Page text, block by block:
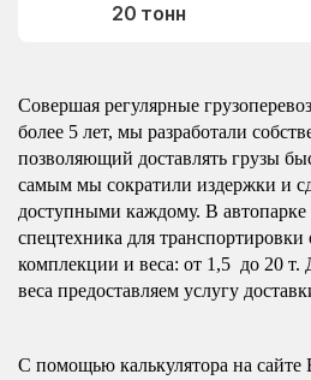
20 тонн
Совершая регулярные
более 5 лет, мы разработали
позволяющий доставлять грузы
самым мы сократили издержки и
доступными каждому. В
спецтехника для транспортировки
комплекции и веса: от 1,5 до 20 т.
веса предоставляем услугу
С помощью калькулятора на